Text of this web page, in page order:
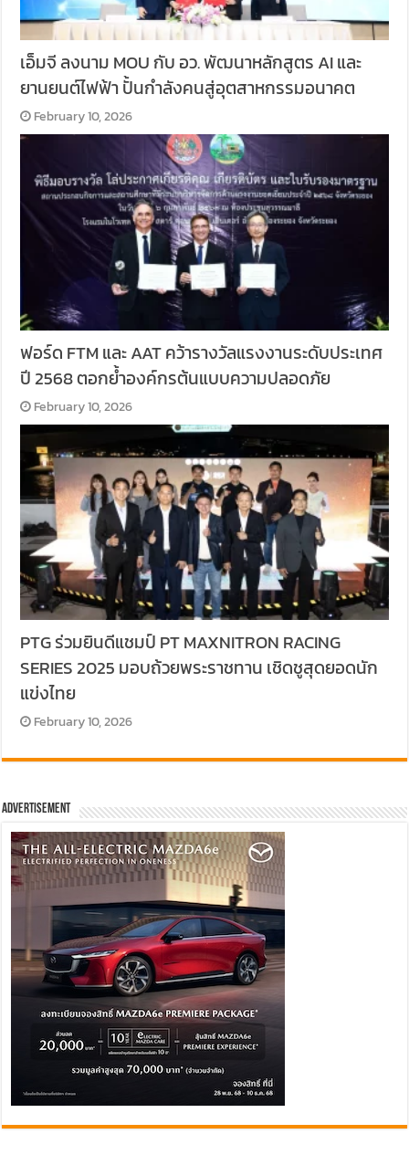
เอ็มจี ลงนาม MOU กับ อว. พัฒนาหลักสูตร AI และ
ยานยนต์ไฟฟ้า ปั้นกำลังคนสู่อุตสาหกรรมอนาคต
February 10, 2026
ฟอร์ด FTM และ AAT คว้ารางวัลแรงงานระดับประเทศ
ปี 2568 ตอกย้ำองค์กรต้นแบบความปลอดภัย
February 10, 2026
PTG ร่วมยินดีแชมป์ PT MAXNITRON RACING
SERIES 2025 มอบถ้วยพระราชทาน เชิดชูสุดยอดนัก
แข่งไทย
February 10, 2026
Advertisement